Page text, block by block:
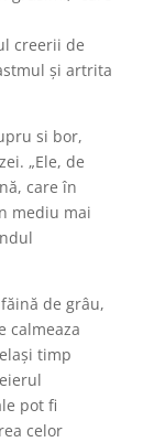
creerii de
şi artrita
si bor,
„Ele, de
care în
mediu mai
de grâu,
calmeaza
timp
pot fi
celor